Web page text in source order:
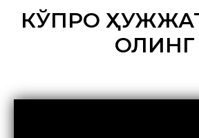
КЎПРОҚ
ОЛИНГ